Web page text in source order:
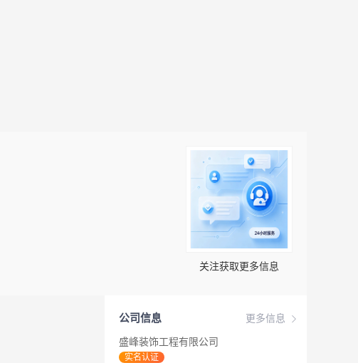
关注获取更多信息
更多信息
公司信息
盛峰装饰工程有限公司
实名认证